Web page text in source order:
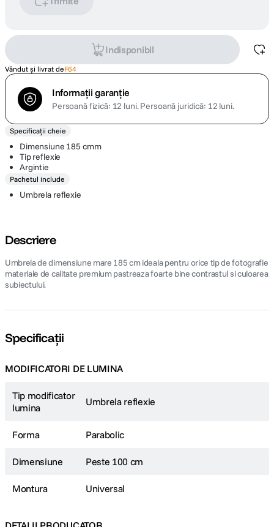
Indisponibil
Vândut și livrat deF64
Informații garanție
Persoană fizică: 12 luni.Persoană juridică: 12 luni.
Specificații cheie
Dimensiune 185 cmm
Tip reflexie
Argintie
Pachetul include
Umbrela reflexie
Descriere
Umbrela de dimensiune mare 185 cm ideala pentru orice tip de fotografie
materiale de calitate premium pastreaza foarte bine contrastul si culoarea
subiectului.
Specificații
MODIFICATORI DE LUMINA
Tip modificator
lumina
Umbrela reflexie
Forma Parabolic
Dimensiune Peste 100 cm
Montura Universal